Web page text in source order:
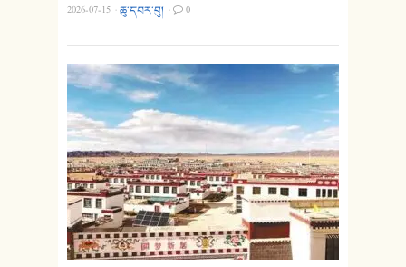
2026-07-15 ·ཆུ་དབར་བུ། · 0